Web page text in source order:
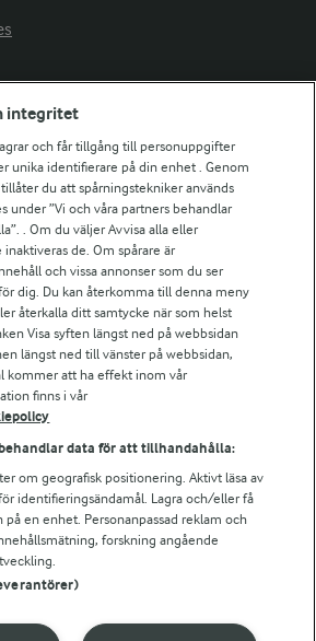
integritet
och får tillgång till personuppgifter
unika identifierare på din enhet . Genom
du att spårningstekniker används
under ”Vi och våra partners behandlar
. Om du väljer Avvisa alla eller
de. Om spårare är
och vissa annonser som du ser
dig. Du kan återkomma till denna meny
återkalla ditt samtycke när som helst
Visa syften längst ned på webbsidan
längst ned till vänster på webbsidan,
kommer att ha effekt inom vår
finns i vår
data för att tillhandahålla:
om geografisk positionering. Aktivt läsa av
identifieringsändamål. Lagra och/eller få
en enhet. Personanpassad reklam och
forskning angående